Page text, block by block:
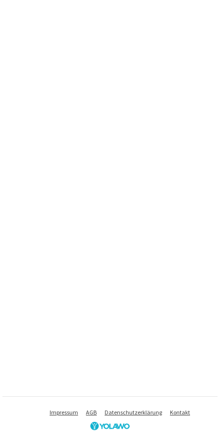
Impressum AGB Datenschutzerklärung Kontakt